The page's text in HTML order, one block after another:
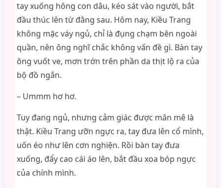
tay xuống hông con dâu, kéo sát vào người, bắt
đầu thúc lên từ đằng sau. Hôm nay, Kiều Trang
không mặc váy ngủ, chỉ là đụng chạm bên ngoài
quần, nên ông nghĩ chắc không vấn đề gì. Bàn tay
ông vuốt ve, mơn trớn trên phần da thịt lộ ra của
bộ đồ ngắn.
– Ummm hơ hơ.
Tuy đang ngủ, nhưng cảm giác được mân mê là
thật. Kiều Trang ưỡn ngực ra, tay đưa lên cổ mình,
uốn éo như lên cơn nghiện. Rồi bàn tay đưa
xuống, đẩy cao cái áo lên, bắt đầu xoa bóp ngực
của chính mình.